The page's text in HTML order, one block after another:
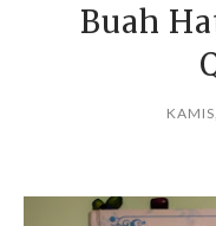
Buah